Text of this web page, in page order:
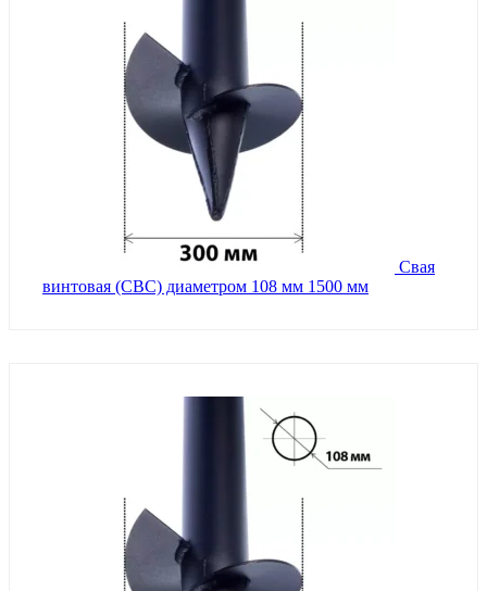
Свая
винтовая (СВС) диаметром 108 мм 1500 мм